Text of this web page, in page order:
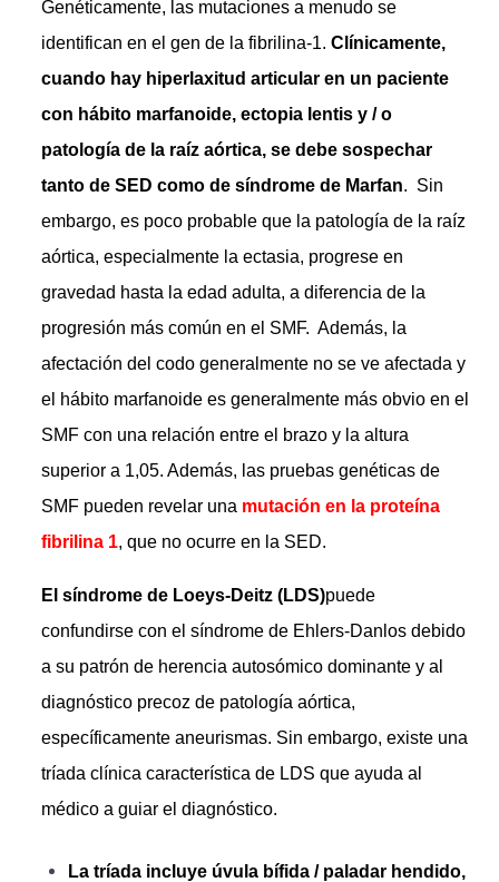
Genéticamente, las mutaciones a menudo se
identifican en el gen de la fibrilina-1. Clínicamente,
cuando hay hiperlaxitud articular en un paciente
con hábito marfanoide, ectopia lentis y / o
patología de la raíz aórtica, se debe sospechar
tanto de SED como de síndrome de Marfan. Sin
embargo, es poco probable que la patología de la raíz
aórtica, especialmente la ectasia, progrese en
gravedad hasta la edad adulta, a diferencia de la
progresión más común en el SMF. Además, la
afectación del codo generalmente no se ve afectada y
el hábito marfanoide es generalmente más obvio en el
SMF con una relación entre el brazo y la altura
superior a 1,05. Además, las pruebas genéticas de
SMF pueden revelar una mutación en la proteína
fibrilina 1, que no ocurre en la SED.
El síndrome de Loeys-Deitz (LDS)puede
confundirse con el síndrome de Ehlers-Danlos debido
a su patrón de herencia autosómico dominante y al
diagnóstico precoz de patología aórtica,
específicamente aneurismas. Sin embargo, existe una
tríada clínica característica de LDS que ayuda al
médico a guiar el diagnóstico.
La tríada incluye úvula bífida / paladar hendido,